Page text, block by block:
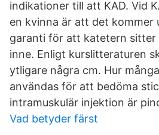
indikationer till att KAD. Vid
en kvinna är att det kommer
garanti för att katetern sitter
inne. Enligt kurslitteraturen
ytligare några cm. Hur
användas för att bedöma
intramuskulär injektion är
Vad betyder färst